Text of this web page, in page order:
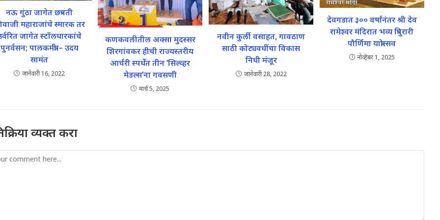
नऊ गुंठा जागेत छत्रपती
महाराजांचे स्मारक तर
जागेत स्टॉलधारकांचे
पुनर्वसन; पालकमंत्री – उदय
सामंत
जानेवारी 16, 2022
कणकवलीतील अक्सा मुदस्सर
शिरगांवकर हीची राज्यस्तरीय
आर्चरी स्पर्धेत तीन ’सिल्व्हर
मेडल्स’ना गवसणी
मार्च 5, 2025
नवीन कुर्ली वसाहत, गावठाण
साठी कोट्यवधींचा विकास
निधी मंजूर
जानेवारी 28, 2022
देवगडात ३०० वर्षांनंतर श्री देव
रामेश्वर मंदिरात भव्य त्रिपुरारी
पौर्णिमा यात्रोत्सव
नोव्हेंबर 1, 2025
व्यक्त करा